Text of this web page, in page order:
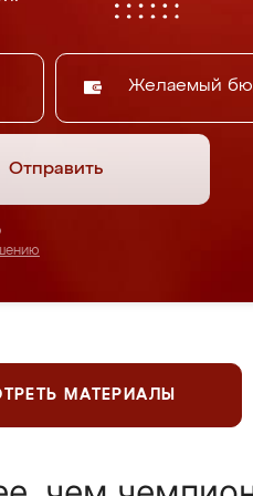
Желаемый
Отправить
МАТЕРИАЛЫ